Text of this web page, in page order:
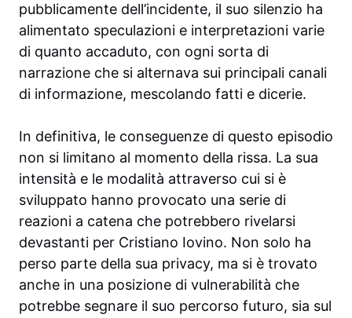
pubblicamente dell’incidente, il suo silenzio ha
alimentato speculazioni e interpretazioni varie
di quanto accaduto, con ogni sorta di
narrazione che si alternava sui principali canali
di informazione, mescolando fatti e dicerie.
In definitiva, le conseguenze di questo episodio
non si limitano al momento della rissa. La sua
intensità e le modalità attraverso cui si è
sviluppato hanno provocato una serie di
reazioni a catena che potrebbero rivelarsi
devastanti per Cristiano Iovino. Non solo ha
perso parte della sua privacy, ma si è trovato
anche in una posizione di vulnerabilità che
potrebbe segnare il suo percorso futuro, sia sul